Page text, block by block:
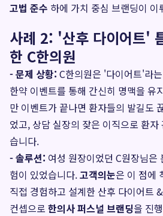
고법 준수 하에 가치 중심 브랜딩이
사례 2: '산후 다이어트'
한 C한의원
- 문제 상황: C한의원은 '다이어트'라
한약 이벤트를 통해 간신히 명맥을 유
만 이벤트가 끝나면 환자들의 발길도
었고, 상담 실장의 잦은 이직으로 환
습니다.
- 솔루션: 여성 원장이었던 C원장님은
험이 있었습니다.고객의눈은 이 점에
직접 경험하고 설계한 산후 다이어트
컨셉으로 한의사 퍼스널 브랜딩을 진